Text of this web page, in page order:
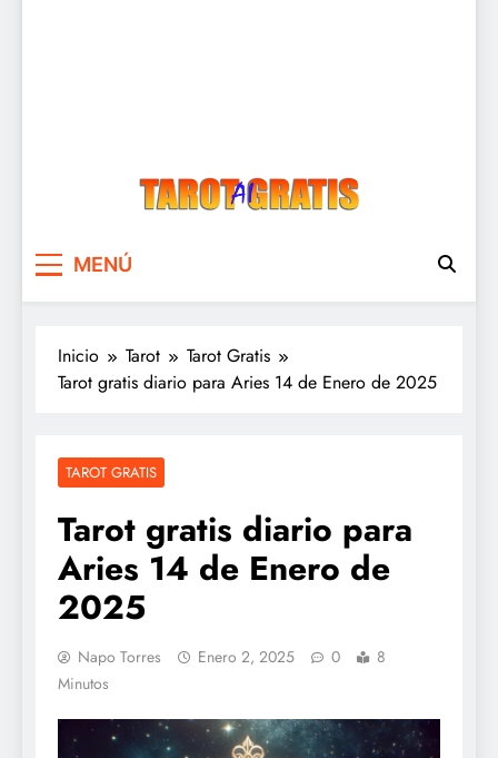
MENÚ
Inicio Tarot
Tarot Gratis
Tarot gratis diario para Aries 14 de Enero de 2025
TAROT GRATIS
Tarot gratis diario para
Aries 14 de Enero de
2025
Napo Torres Enero 2, 2025 0
8
Minutos